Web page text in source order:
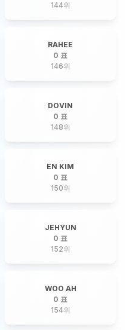
144위
RAHEE
0 표
146위
DOVIN
0 표
148위
EN KIM
0 표
150위
JEHYUN
0 표
152위
WOO AH
0 표
154위